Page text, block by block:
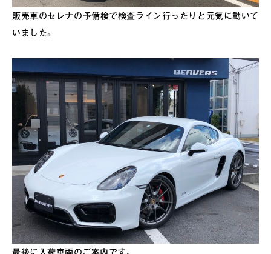
販売車のセレナの予備検で検査ライン行ったりと元気に動いて
いました。